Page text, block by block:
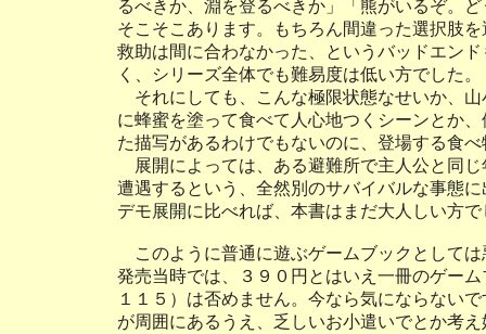
るべきか、淵を登るべきか」「熊がいるぞ。
そこそこあります。もちろん間違った選択肢
救助は間に合わなかった、というバッドエン
く、シリーズ全体でも難易度は低い方でした。
それにしても、こんな極限状態なせいか、
に蜂蜜を塗って食べて人心地つくシーンとか
た描写があるわけでもないのに、登場する食
展開によっては、ある避難所で主人公と同
遭遇するという、全然別のサバイバルな事態
デモ展開に比べれば、本書はまだ大人しい方で
このように普通に遊ぶゲームブックとして
発売当時では、３９０円とはいえ一冊のゲー
１１５）は否めません。今なら気にならない
が周囲にあるうえ、乏しいお小遣いでとか考